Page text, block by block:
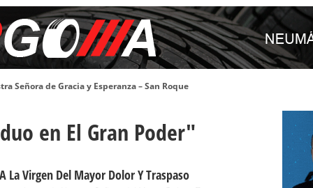
Señora de Gracia y Esperanza – San Roque
ante el paso de Nuestra Señora de la Encarnación Coronada –
de Sevilla
honor de María Santísima en su Soledad – San Lorenzo
en El Gran Poder"
La Virgen Del Mayor Dolor Y Traspaso